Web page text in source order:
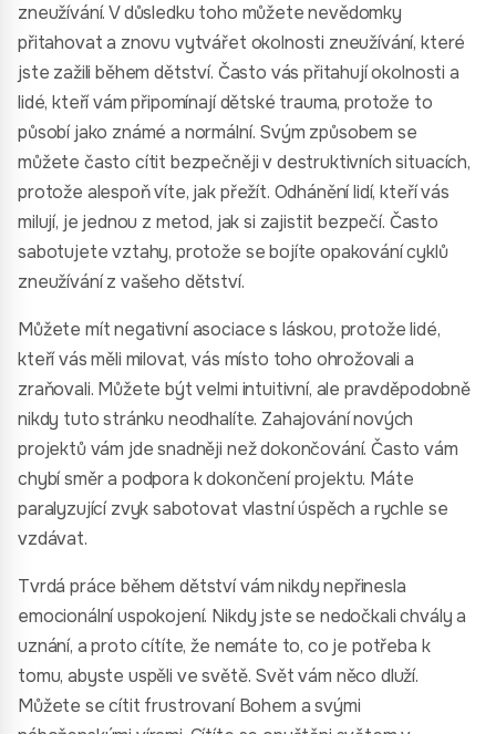
zneužívání. V důsledku toho můžete nevědomky
přitahovat a znovu vytvářet okolnosti zneužívání, které
jste zažili během dětství. Často vás přitahují okolnosti a
lidé, kteří vám připomínají dětské trauma, protože to
působí jako známé a normální. Svým způsobem se
můžete často cítit bezpečněji v destruktivních situacích,
protože alespoň víte, jak přežít. Odhánění lidí, kteří vás
milují, je jednou z metod, jak si zajistit bezpečí. Často
sabotujete vztahy, protože se bojíte opakování cyklů
zneužívání z vašeho dětství.
Můžete mít negativní asociace s láskou, protože lidé,
kteří vás měli milovat, vás místo toho ohrožovali a
zraňovali. Můžete být velmi intuitivní, ale pravděpodobně
nikdy tuto stránku neodhalíte. Zahajování nových
projektů vám jde snadněji než dokončování. Často vám
chybí směr a podpora k dokončení projektu. Máte
paralyzující zvyk sabotovat vlastní úspěch a rychle se
vzdávat.
Tvrdá práce během dětství vám nikdy nepřinesla
emocionální uspokojení. Nikdy jste se nedočkali chvály a
uznání, a proto cítíte, že nemáte to, co je potřeba k
tomu, abyste uspěli ve světě. Svět vám něco dluží.
Můžete se cítit frustrovaní Bohem a svými